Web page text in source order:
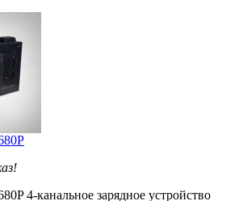
4-канальное зарядное устройство